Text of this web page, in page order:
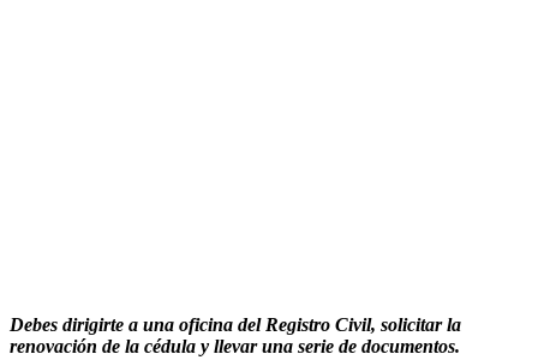
Debes dirigirte a una oficina del Registro Civil, solicitar la
renovación de la cédula y llevar una serie de documentos.